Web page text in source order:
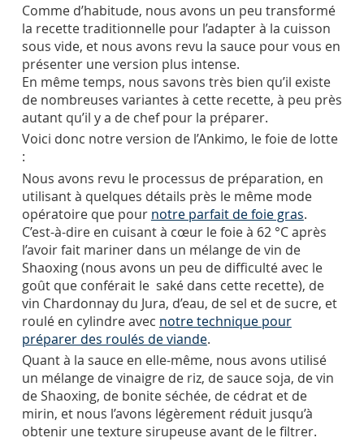
Comme d’habitude, nous avons un peu transformé
la recette traditionnelle pour l’adapter à la cuisson
sous vide, et nous avons revu la sauce pour vous en
présenter une version plus intense.
En même temps, nous savons très bien qu’il existe
de nombreuses variantes à cette recette, à peu près
autant qu’il y a de chef pour la préparer.
Voici donc notre version de l’Ankimo, le foie de lotte
:
Nous avons revu le processus de préparation, en
utilisant à quelques détails près le même mode
opératoire que pour notre parfait de foie gras.
C’est-à-dire en cuisant à cœur le foie à 62 °C après
l’avoir fait mariner dans un mélange de vin de
Shaoxing (nous avons un peu de difficulté avec le
goût que conférait le saké dans cette recette), de
vin Chardonnay du Jura, d’eau, de sel et de sucre, et
roulé en cylindre avec notre technique pour
préparer des roulés de viande.
Quant à la sauce en elle-même, nous avons utilisé
un mélange de vinaigre de riz, de sauce soja, de vin
de Shaoxing, de bonite séchée, de cédrat et de
mirin, et nous l’avons légèrement réduit jusqu’à
obtenir une texture sirupeuse avant de le filtrer.